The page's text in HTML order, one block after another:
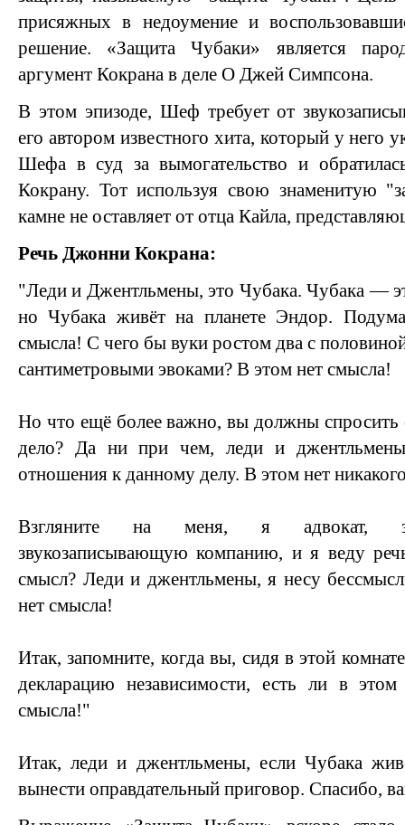
присяжных в недоумение и
решение. «Защита Чубаки» является
аргумент Кокрана в деле О Джей Симпсона.
В этом эпизоде, Шеф требует от
его автором известного хита, который у него
Шефа в суд за вымогательство и
Кокрану. Тот используя свою знаменитую
камне не оставляет от отца Кайла,
Речь Джонни Кокрана:
"Леди и Джентльмены, это Чубака. Чубака —
но Чубака живёт на планете Эндор.
смысла! С чего бы вуки ростом два с
сантиметровыми эвоками? В этом нет смысла!
Но что ещё более важно, вы должны спросить
дело? Да ни при чем, леди и
отношения к данному делу. В этом нет
Взгляните на меня, я адвокат,
звукозаписывающую компанию, и я веду
смысл? Леди и джентльмены, я несу
нет смысла!
Итак, запомните, когда вы, сидя в этой
декларацию независимости, есть ли в
смысла!"
Итак, леди и джентльмены, если Чубака
вынести оправдательный приговор. Спасибо,